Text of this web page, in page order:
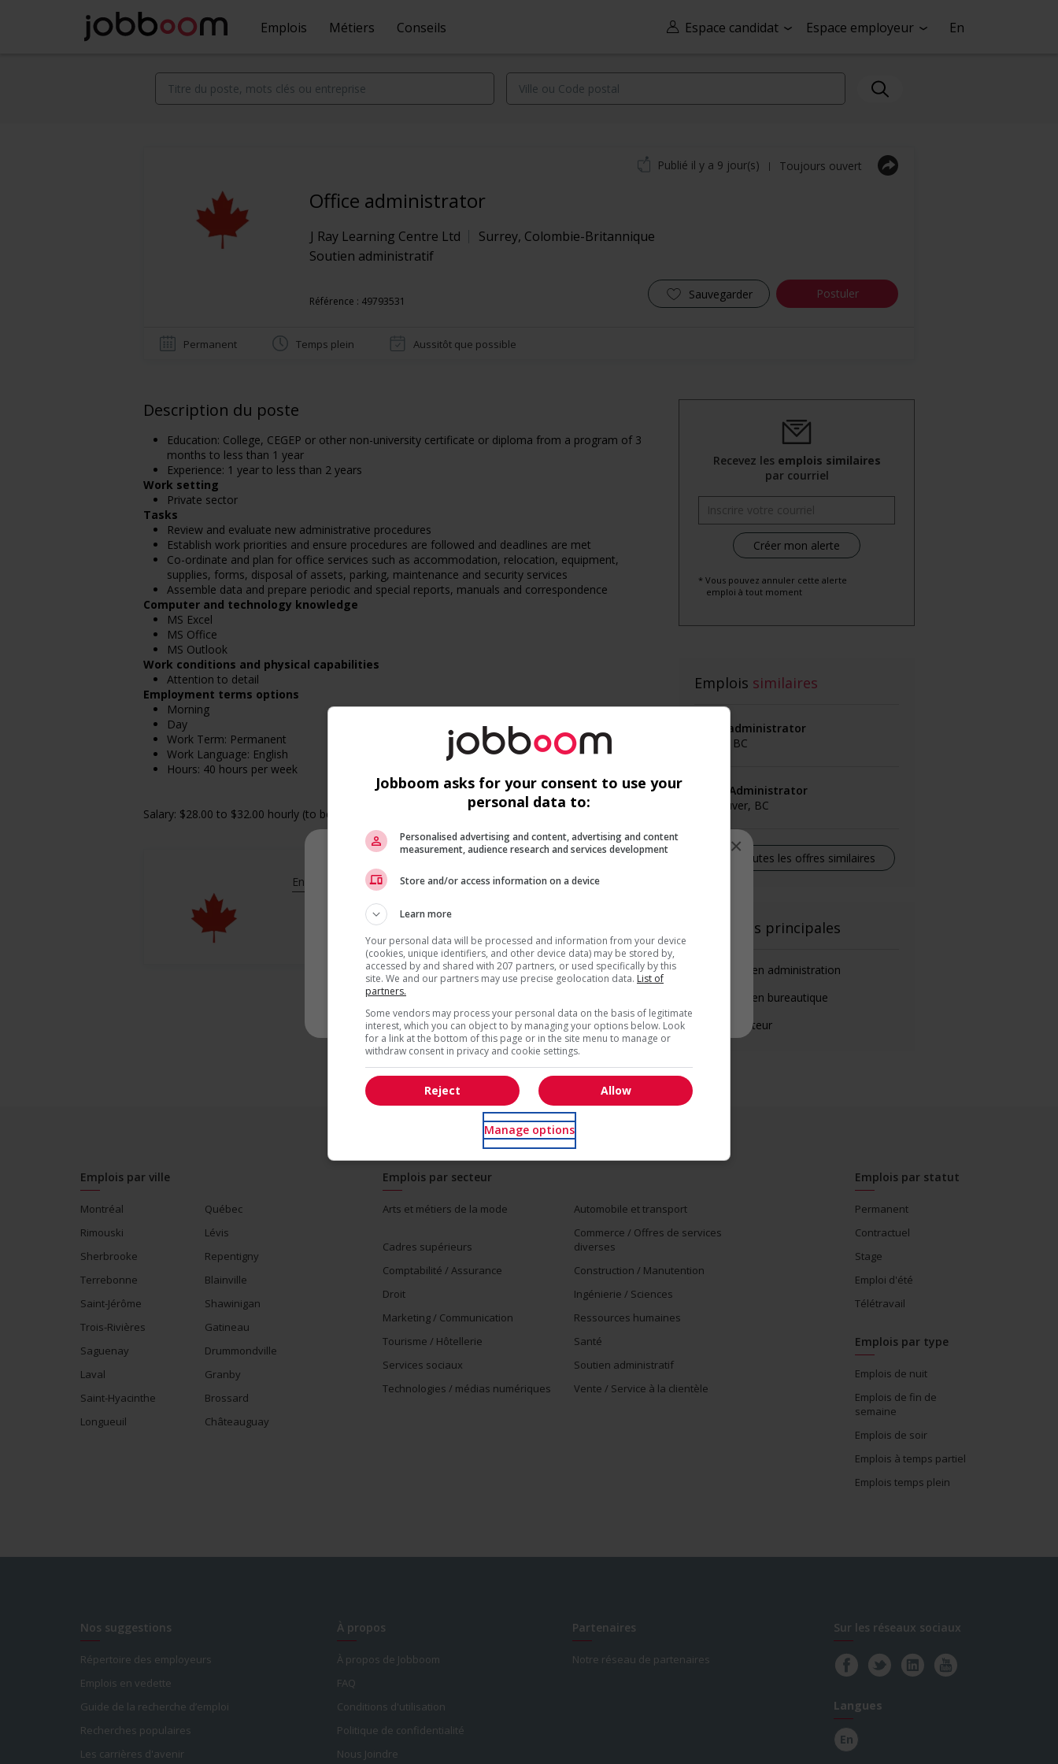
Recevez les emplois similaires
* Vous pouvez annuler cette alerte emploi à tout moment
×
Espace candidat Espace employeur En
Emplois Métiers Conseils
Office administrator
J Ray Learning Centre Ltd Surrey, Colombie-Britannique
Soutien administratif
Référence : 49793531 Sauvegarder Postuler
Publié il y a 9 jour(s) | Toujours ouvert
Permanent Temps plein Aussitôt que possible
Description du poste
Education: College, CEGEP or other non-university certificate or diploma from a program of 3
months to less than 1 year
Experience: 1 year to less than 2 years
Work setting
Private sector
Tasks
Review and evaluate new administrative procedures
Establish work priorities and ensure procedures are followed and deadlines are met
Co-ordinate and plan for office services such as accommodation, relocation, equipment,
supplies, forms, disposal of assets, parking, maintenance and security services
Assemble data and prepare periodic and special reports, manuals and correspondence
Computer and technology knowledge
MS Excel
MS Office
MS Outlook
Work conditions and physical capabilities
Attention to detail
Employment terms options
Morning
Day
Work Term: Permanent
Work Language: English
Hours: 40 hours per week
Salary: $28.00 to $32.00 hourly (to be negotiated)
En savoir plus
Recevez les emplois similaires
par courriel
* Vous pouvez annuler cette alerte
emploi à tout moment
Emplois similaires
office administrator
Surrey, BC
Office Administrator
Vancouver, BC
Voir toutes les offres similaires
Fonctions principales
Technicien en administration
Technicien en bureautique
Coordonnateur
Emplois par ville
Montréal
Québec
Rimouski
Lévis
Sherbrooke
Repentigny
Terrebonne
Blainville
Saint-Jérôme
Shawinigan
Trois-Rivières
Gatineau
Saguenay
Drummondville
Laval
Granby
Saint-Hyacinthe
Brossard
Longueuil
Châteauguay
Emplois par secteur
Arts et métiers de la mode Automobile et transport
Cadres supérieurs
Commerce / Offres de services
diverses
Comptabilité / Assurance
Construction / Manutention
Droit
Ingénierie / Sciences
Marketing / Communication
Ressources humaines
Tourisme / Hôtellerie
Santé
Services sociaux
Soutien administratif
Technologies / médias numériques
Vente / Service à la clientèle
Emplois par statut
Permanent
Contractuel
Stage
Emploi d'été
Télétravail
Emplois par type
Emplois de nuit
Emplois de fin de
semaine
Emplois de soir
Emplois à temps partiel
Emplois temps plein
Nos suggestions
Répertoire des employeurs
Emplois en vedette
Guide de la recherche d’emploi
Recherches populaires
Les carrières d'avenir
À propos
À propos de Jobboom
FAQ
Conditions d'utilisation
Politique de confidentialité
Nous Joindre
Partenaires
Notre réseau de partenaires
Sur les réseaux sociaux
Langues
En
Jobboom asks for your consent to use your
personal data to:
Personalised advertising and content, advertising and content
measurement, audience research and services development
Store and/or access information on a device
Learn more
Your personal data will be processed and information from your device
(cookies, unique identifiers, and other device data) may be stored by,
accessed by and shared with 207 partners, or used specifically by this
site. We and our partners may use precise geolocation data. List of
partners.
Some vendors may process your personal data on the basis of legitimate
interest, which you can object to by managing your options below. Look
for a link at the bottom of this page or in the site menu to manage or
withdraw consent in privacy and cookie settings.
Allow
Reject
Manage options